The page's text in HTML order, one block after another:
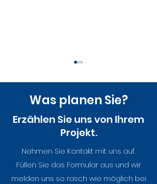
Ein erster Blick in
unseren neuen
Arbeitsalltag
Was planen Sie?
Erzählen Sie uns von Ihrem
Projekt.
Nehmen Sie Kontakt mit uns auf.
Füllen Sie das Formular aus und wir
melden uns so rasch wie möglich bei